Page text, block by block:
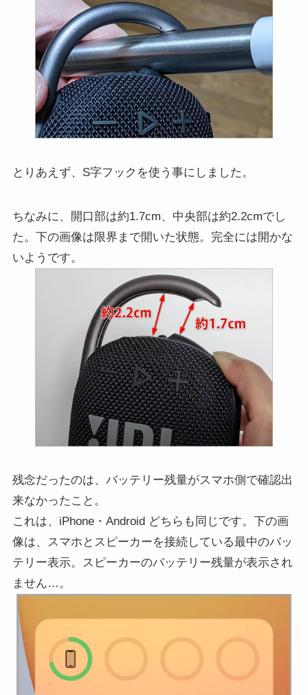
とりあえず、S字フックを使う事にしました。
ちなみに、開口部は約1.7cm、中央部は約2.2cmでし
た。下の画像は限界まで開いた状態。完全には開かな
いようです。
残念だったのは、バッテリー残量がスマホ側で確認出
来なかったこと。
これは、iPhone・Android どちらも同じです。下の画
像は、スマホとスピーカーを接続している最中のバッ
テリー表示。スピーカーのバッテリー残量が表示され
ません…。